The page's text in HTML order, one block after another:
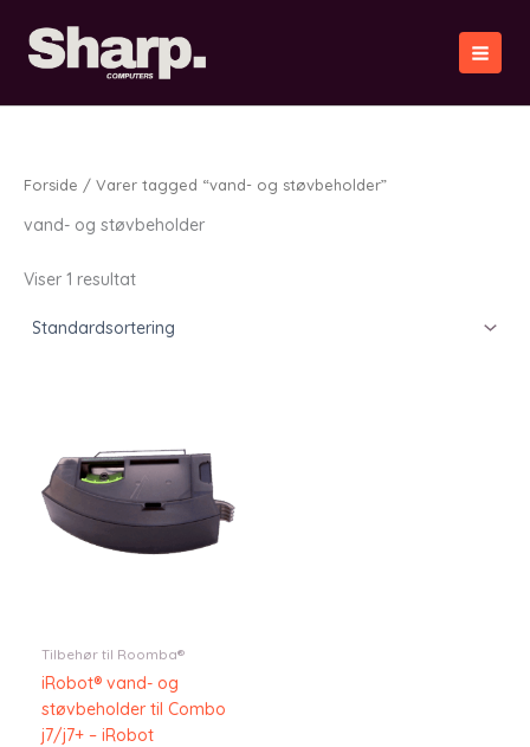
indholdet
Forside / Varer tagged “vand- og støvbeholder”
vand- og støvbeholder
Viser 1 resultat
Tilbehør til Roomba®
iRobot® vand- og
støvbeholder til Combo
j7/j7+ – iRobot